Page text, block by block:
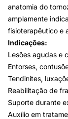
anatomia do
amplamente
fisioterapêutico e
Indicações:
Lesões agudas e
Entorses,
Tendinites,
Reabilitação de
Suporte durante
Auxílio em